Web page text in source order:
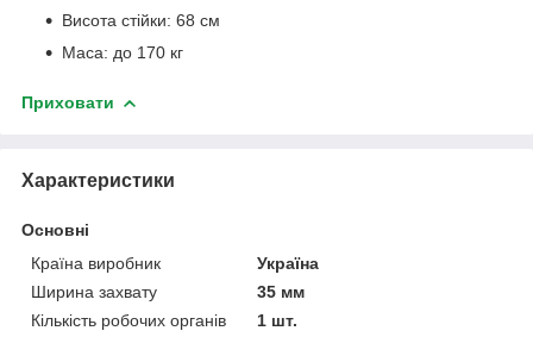
Висота стійки: 68 см
Маса: до 170 кг
Приховати
Характеристики
Основні
Країна виробник
Україна
Ширина захвату
35 мм
Кількість робочих органів
1 шт.